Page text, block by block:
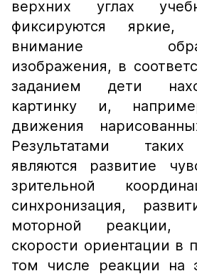
верхних углах
фиксируются яркие,
внимание
изображения, в
заданием дети
картинку и,
движения
Результатами
являются развитие
зрительной
синхронизация,
моторной реакции,
скорости ориентации в
том числе реакции на